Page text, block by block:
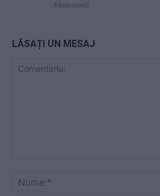
Răspundeți
LĂSAȚI UN MESAJ